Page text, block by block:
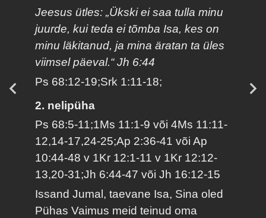
Jeesus ütles: „Ükski ei saa tulla minu
juurde, kui teda ei tõmba Isa, kes on
minu läkitanud, ja mina äratan ta üles
viimsel päeval.“ Jh 6:44
Ps 68:12-19;Srk 1:11-18;
2. nelipüha
Ps 68:5-11;1Ms 11:1-9 või 4Ms 11:11-
12,14-17,24-25;Ap 2:36-41 või Ap
10:44-48 v 1Kr 12:1-11 v 1Kr 12:12-
13,20-31;Jh 6:44-47 või Jh 16:12-15
Issand Jumal, taevane Isa, Sina oled
Pühas Vaimus meid teinud oma